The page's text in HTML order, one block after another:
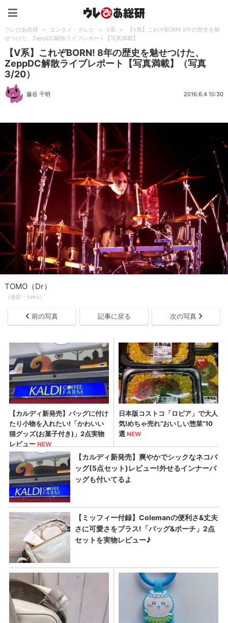
ウレぴあ総研 > エンタメ・テレビ > V系 >
【V系】これぞBORN! 8年の歴史を魅
せつけた、ZeppDC解散ライブレポート【写真満載】
【V系】これぞBORN! 8年の歴史を魅せつけた、
ZeppDC解散ライブレポート【写真満載】（写真
3/20）
藤谷 千明 2016.6.4 10:30
TOMO（Dr）
（撮影・seka）
前の写真 記事に戻る 次の写真